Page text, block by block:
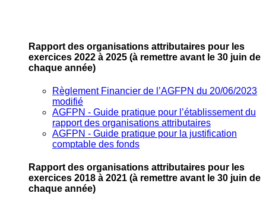
Rapport des organisations attributaires pour les
exercices 2022 à 2025 (à remettre avant le 30 juin de
chaque année)
Règlement Financier de l’AGFPN du 20/06/2023
modifié
AGFPN ‐ Guide pratique pour l’établissement du
rapport des organisations attributaires
AGFPN ‐ Guide pratique pour la justification
comptable des fonds
Rapport des organisations attributaires pour les
exercices 2018 à 2021 (à remettre avant le 30 juin de
chaque année)